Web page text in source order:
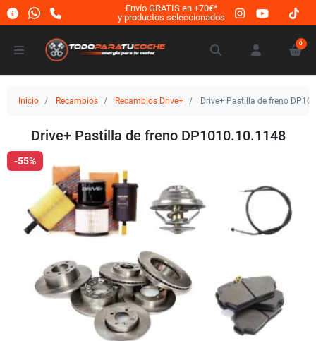
Envío GRATIS en +70€*
y productos seleccionados
0
Inicio Recambios Recambios Drive+ Drive+ Pastilla de freno
Drive+ Pastilla de freno DP1010.10.1148
-55%